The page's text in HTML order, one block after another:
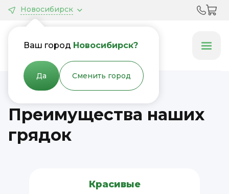
Новосибирск
Ваш город Новосибирск?
Да Сменить город
Грядки & Клумбы
Преимущества наших
грядок
Красивые